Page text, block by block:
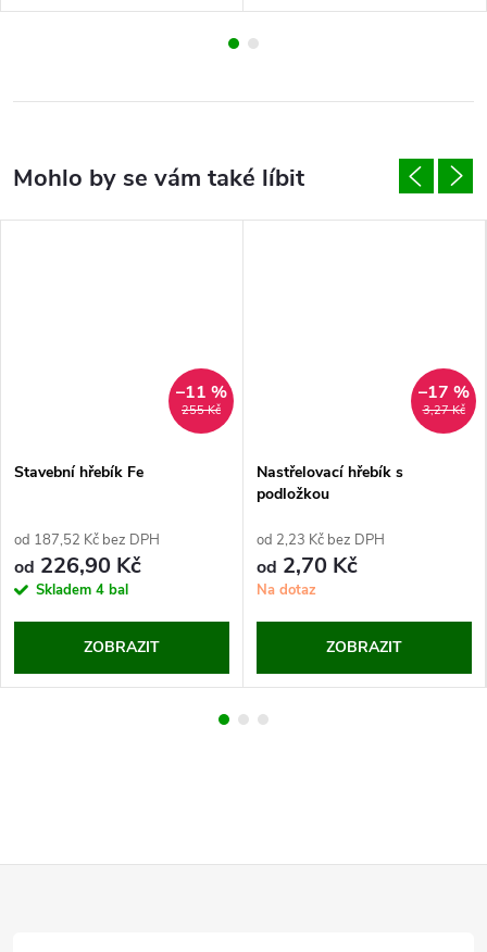
255 Kč
–11 %
Stavební hřebík Fe
od 187,52 Kč bez DPH
od 226,90 Kč
Skladem 4 bal
ZOBRAZIT
3,27 Kč
–17 %
Nastřelovací hřebík s
podložkou
od 2,23 Kč bez DPH
od 2,70 Kč
Na dotaz
ZOBRAZIT